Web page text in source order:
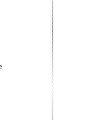
der Koffer in
werden.
den Anschluss
bedeutet
schlimmsten
das Problem
und